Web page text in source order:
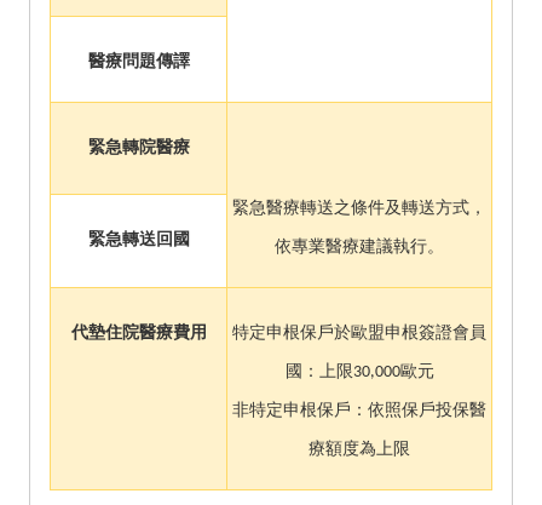
醫療問題傳譯
緊急轉院醫療
緊急醫療轉送之條件及轉送方式，
依專業醫療建議執行。
緊急轉送回國
代墊住院醫療費用 特定申根保戶於歐盟申根簽證會員
國：上限30,000歐元
非特定申根保戶：依照保戶投保醫
療額度為上限